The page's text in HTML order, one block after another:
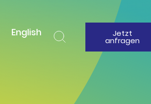
English Jetzt
anfragen